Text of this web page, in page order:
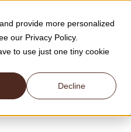
provide more personalized
our Privacy Policy.
to use just one tiny cookie
Decline
Blogg